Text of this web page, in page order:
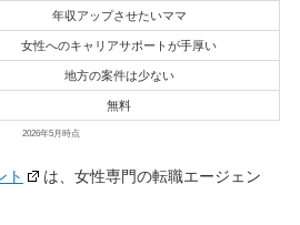
年収アップさせたいママ
女性へのキャリアサポートが手厚い
地方の案件は少ない
無料
2026年5月時点
ト
は、女性専門の転職エージェン